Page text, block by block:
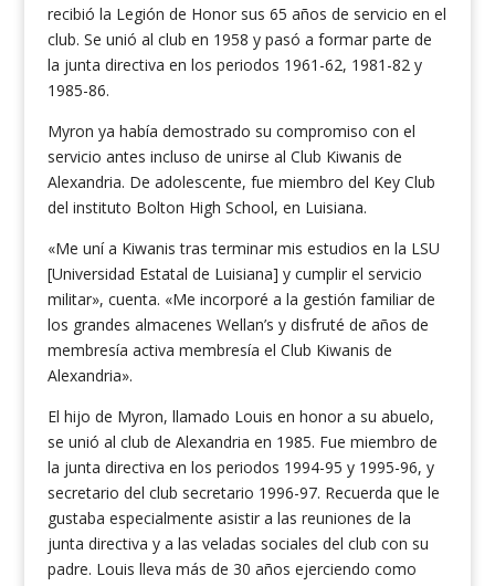
recibió la Legión de Honor sus 65 años de servicio en el
club. Se unió al club en 1958 y pasó a formar parte de
la junta directiva en los periodos 1961-62, 1981-82 y
1985-86.
Myron ya había demostrado su compromiso con el
servicio antes incluso de unirse al Club Kiwanis de
Alexandria. De adolescente, fue miembro del Key Club
del instituto Bolton High School, en Luisiana.
«Me uní a Kiwanis tras terminar mis estudios en la LSU
[Universidad Estatal de Luisiana] y cumplir el servicio
militar», cuenta. «Me incorporé a la gestión familiar de
los grandes almacenes Wellan’s y disfruté de años de
membresía activa membresía el Club Kiwanis de
Alexandria».
El hijo de Myron, llamado Louis en honor a su abuelo,
se unió al club de Alexandria en 1985. Fue miembro de
la junta directiva en los periodos 1994-95 y 1995-96, y
secretario del club secretario 1996-97. Recuerda que le
gustaba especialmente asistir a las reuniones de la
junta directiva y a las veladas sociales del club con su
padre. Louis lleva más de 30 años ejerciendo como